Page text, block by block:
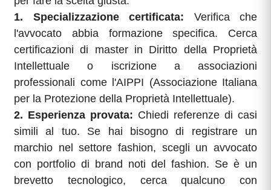
1. Specializzazione certificata: Verifica che
l'avvocato abbia formazione specifica. Cerca
certificazioni di master in Diritto della Proprietà
Intellettuale o iscrizione a associazioni
professionali come l'AIPPI (Associazione Italiana
per la Protezione della Proprietà Intellettuale).
2. Esperienza provata: Chiedi referenze di casi
simili al tuo. Se hai bisogno di registrare un
marchio nel settore fashion, scegli un avvocato
con portfolio di brand noti del fashion. Se è un
brevetto tecnologico, cerca qualcuno con